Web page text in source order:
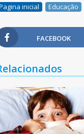
inicial Educação
FACEBOOK